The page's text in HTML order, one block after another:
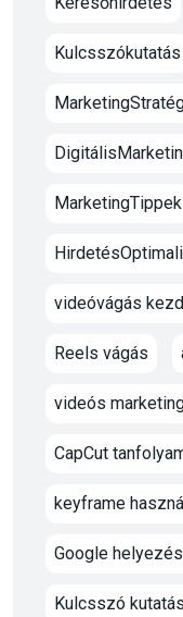
Kulcsszókutatás
MarketingTippek
videóvágás
Reels vágás
videós
CapCut
keyframe
Google
Kulcsszó kutatás